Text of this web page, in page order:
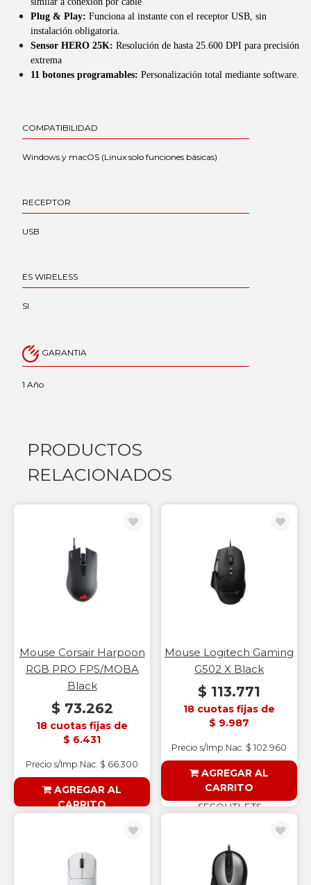
Plug & Play: Funciona al instante con el receptor USB, sin
instalación obligatoria.
Sensor HERO 25K: Resolución de hasta 25.600 DPI para precisión
extrema
11 botones programables: Personalización total mediante software.
COMPATIBILIDAD
Windows y macOS (Linux solo funciones básicas)
RECEPTOR
USB
ES WIRELESS
SI
GARANTIA
1 Año
PRODUCTOS
RELACIONADOS
Mouse Corsair Harpoon
RGB PRO FPS/MOBA
Black
$ 73.262
18 cuotas fijas de
$ 6.431
Precio s/Imp.Nac. $ 66.300
AGREGAR AL
CARRITO
Mouse Logitech Gaming
G502 X Black
$ 113.771
18 cuotas fijas de
$ 9.987
Precio s/Imp.Nac. $ 102.960
AGREGAR AL
CARRITO
§ESOUTLET§